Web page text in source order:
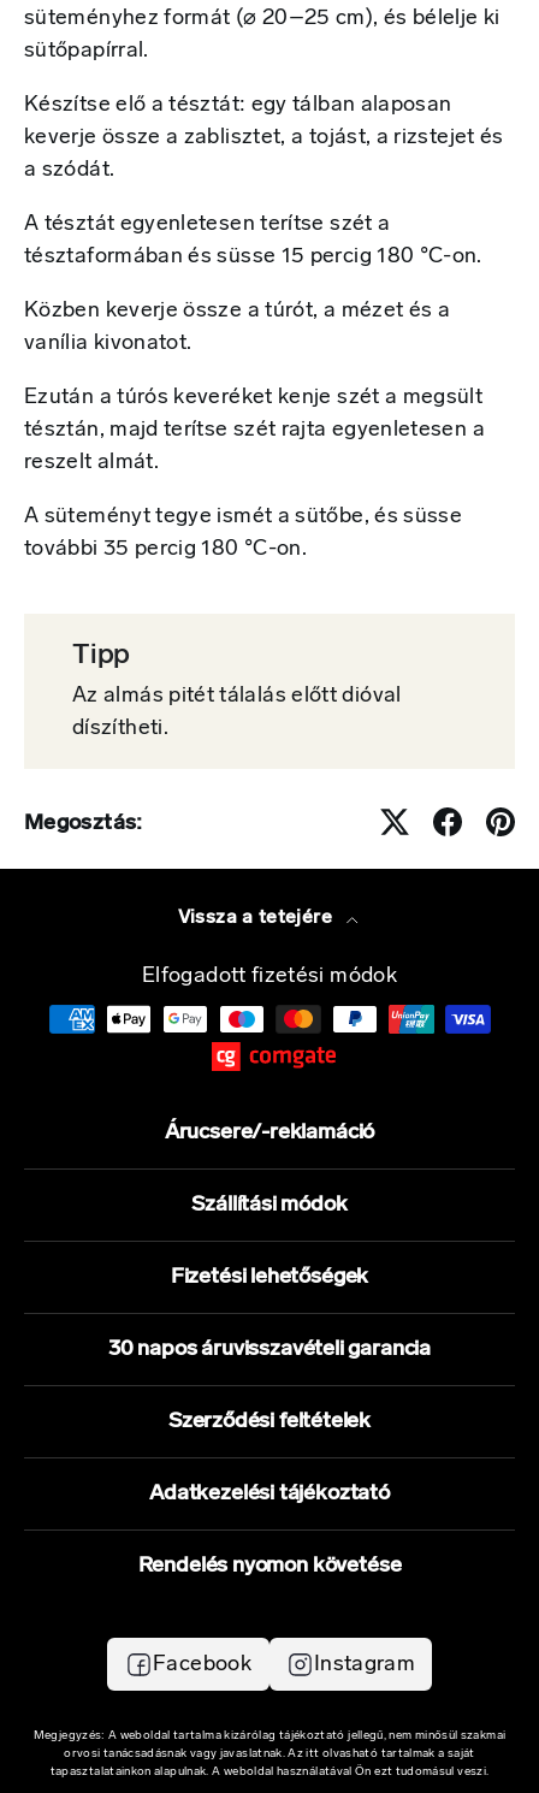
süteményhez formát (⌀ 20–25 cm), és bélelje ki
sütőpapírral.
Készítse elő a tésztát: egy tálban alaposan
keverje össze a zablisztet, a tojást, a rizstejet és
a szódát.
A tésztát egyenletesen terítse szét a
tésztaformában és süsse 15 percig 180 °C-on.
Közben keverje össze a túrót, a mézet és a
vanília kivonatot.
Ezután a túrós keveréket kenje szét a megsült
tésztán, majd terítse szét rajta egyenletesen a
reszelt almát.
A süteményt tegye ismét a sütőbe, és süsse
további 35 percig 180 °C-on.
Tipp
Az almás pitét tálalás előtt dióval
díszítheti.
Megosztás:
Vissza a tetejére
Elfogadott fizetési módok
Árucsere/-reklamáció
Szállítási módok
Fizetési lehetőségek
30 napos áruvisszavételi garancia
Szerződési feltételek
Adatkezelési tájékoztató
Rendelés nyomon követése
Facebook Instagram
Megjegyzés: A weboldal tartalma kizárólag tájékoztató jellegű, nem minősül szakmai
orvosi tanácsadásnak vagy javaslatnak. Az itt olvasható tartalmak a saját
tapasztalatainkon alapulnak. A weboldal használatával Ön ezt tudomásul veszi.